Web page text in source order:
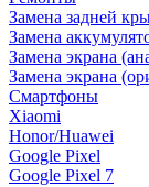
Замена задней
Замена
Замена экрана
Замена экрана
Смартфоны
Xiaomi
Honor/Huawei
Google Pixel
Google Pixel 7